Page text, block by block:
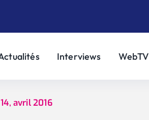
Interviews WebTV
14, avril 2016